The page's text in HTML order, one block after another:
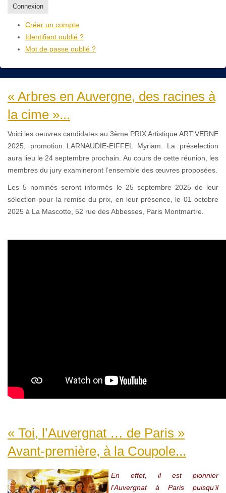
Connexion
Créer un compte
Identifiant oublié ?
Mot de passe oublié ?
« Arbres en Auvergne, des racines à
la cime »...
Voici les oeuvres candidates au 3ème PRIX Artistique ART'VERNE
2025, promotion LARNAUDIE-EIFFEL Myriam. La préselection
aura lieu le 24 septembre prochain. Au cours de cette réunion, les
membres du jury examineront l’ensemble des œuvres proposées.
Les 5 nominés seront informés le 25 septembre 2025 de leur
sélection pour la remise du prix, en leur présence, le 01 octobre
2025 à La Mascotte, 52 rue des Abbesses, Paris Montmartre.
« Toi, l’Auvergnat … de Paris »
Avant-première, à la Coupole...
En effet, il est pionnier
l’Auvergnat à Paris puisqu’il